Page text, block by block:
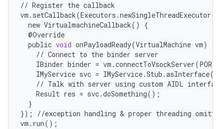
// Register the callback
vm . setCallback(Executors .newSingleThreadExecutor
new VirtualmachineCallback()
{
@Override
public void onPayloadReady(VirtualMachine vm)
{
// Connect to the binder server
IBinder binder = vm .connectToVsockServer(PORT
IMyService svc = IMyService.Stub .asInterface(
// Talk with server using custom AIDL
Result res = svc.doSomething();
}
});
//exception handling & proper threading
vm . run();